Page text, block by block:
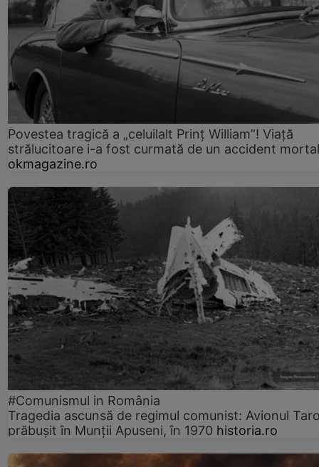
Povestea tragică a „celuilalt Prinț William”! Viață
strălucitoare i-a fost curmată de un accident mortal
okmagazine.ro
#Comunismul in România
Tragedia ascunsă de regimul comunist: Avionul
prăbușit în Munții Apuseni, în 1970 historia.ro